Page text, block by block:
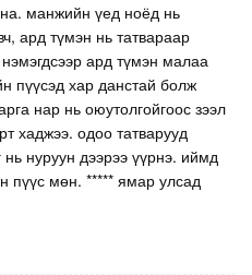
манжийн үед ноёд нь
ард түмэн нь татвараар
ард түмэн малаа
пүүсэд хар данстай болж
нар нь оюутолгойгоос зээл
хаджээ. одоо татварууд
нуруун дээрээ үүрнэ. иймд
пүүс мөн. ***** ямар улсад